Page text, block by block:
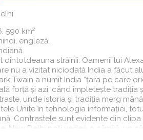
590 km²
engleză.
dintotdeauna străinii. Oamenii lui
nu a vizitat niciodată India a făcut
Twain a numit India “ţara pe care
forţă şi azi, când împleteşte
unde istoria şi tradiţia merg
Unite în tehnologia informaţiei,
Contrastele sunt evidente din
New Delhi poţi vedea o cămilă, un
Davidson, un camion minuţios